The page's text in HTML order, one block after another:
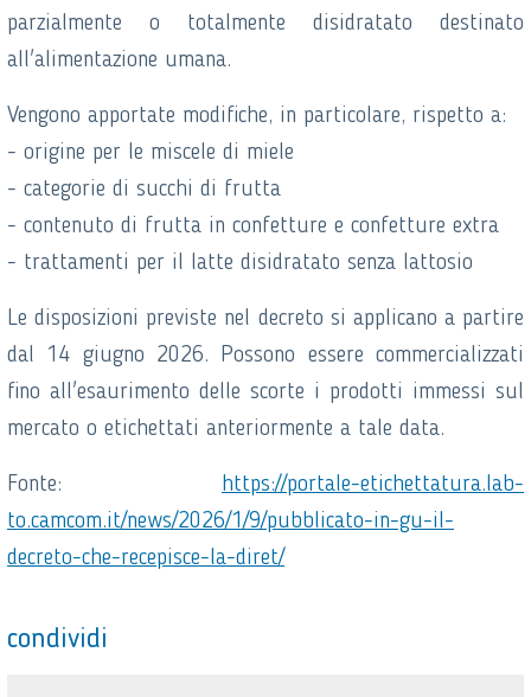
parzialmente o totalmente disidratato destinato
all'alimentazione umana.
Vengono apportate modifiche, in particolare, rispetto a:
- origine per le miscele di miele
- categorie di succhi di frutta
- contenuto di frutta in confetture e confetture extra
- trattamenti per il latte disidratato senza lattosio
Le disposizioni previste nel decreto si applicano a partire
dal 14 giugno 2026. Possono essere commercializzati
fino all'esaurimento delle scorte i prodotti immessi sul
mercato o etichettati anteriormente a tale data.
Fonte: https://portale-etichettatura.lab-
to.camcom.it/news/2026/1/9/pubblicato-in-gu-il-
decreto-che-recepisce-la-diret/
condividi